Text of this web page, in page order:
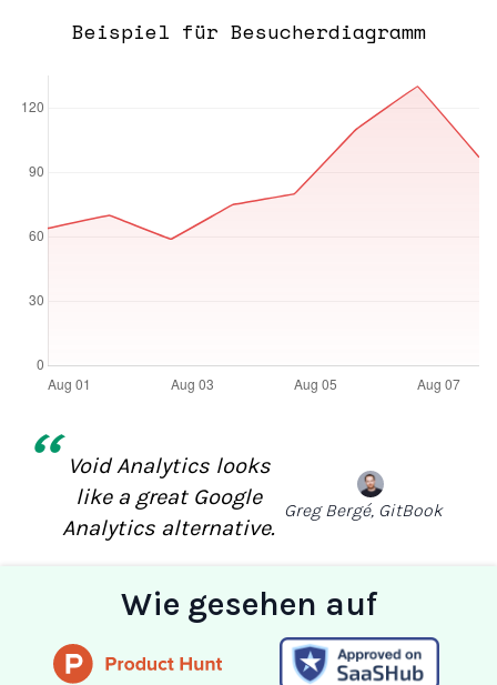
Beispiel für Besucherdiagramm
“
Void Analytics looks
like a great Google
Analytics alternative.
Greg Bergé, GitBook
Wie gesehen auf